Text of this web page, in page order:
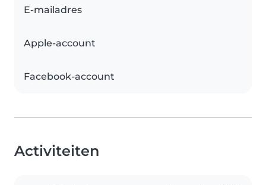
E-mailadres
Apple-account
Facebook-account
Activiteiten